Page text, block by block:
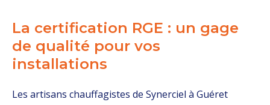
La certification RGE : un gage
de qualité pour vos
installations
Les artisans chauffagistes de Synerciel à Guéret